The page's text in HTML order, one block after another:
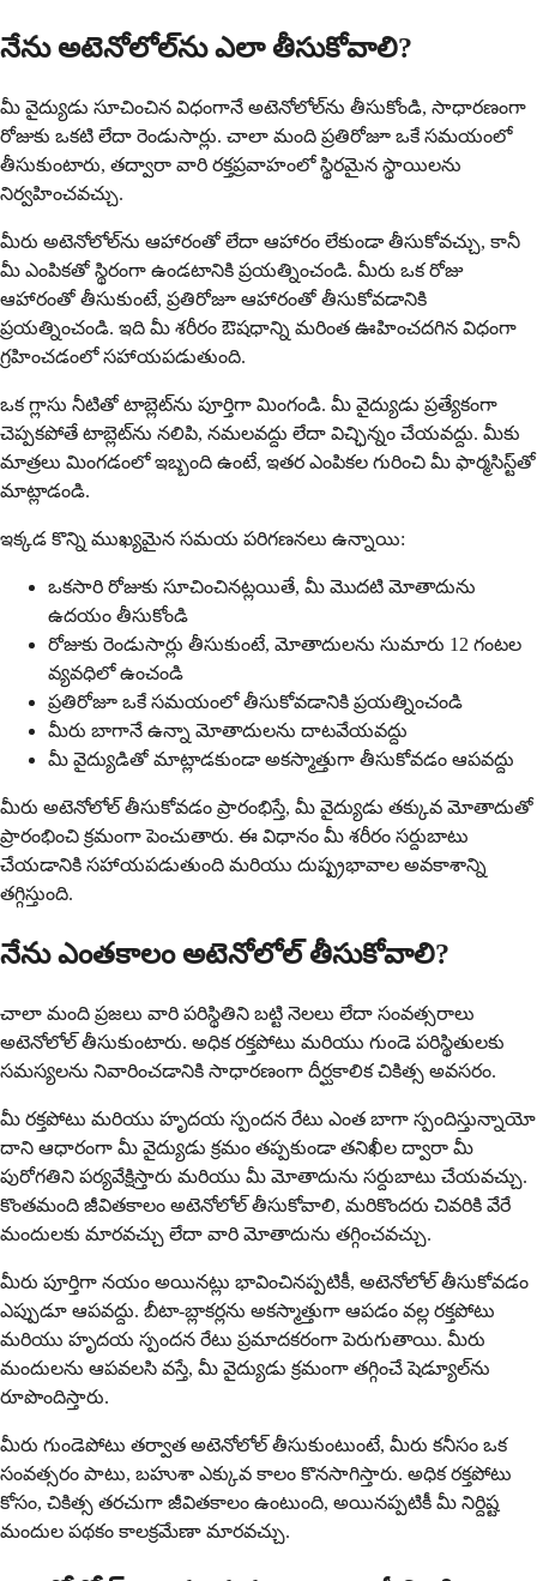
నేను అటెనోలోల్‌ను ఎలా తీసుకోవాలి?
మీ వైద్యుడు సూచించిన విధంగానే అటెనోలోల్‌ను తీసుకోండి, సాధారణంగా
రోజుకు ఒకటి లేదా రెండుసార్లు. చాలా మంది ప్రతిరోజూ ఒకే సమయంలో
తీసుకుంటారు, తద్వారా వారి రక్తప్రవాహంలో స్థిరమైన స్థాయిలను
నిర్వహించవచ్చు.
మీరు అటెనోలోల్‌ను ఆహారంతో లేదా ఆహారం లేకుండా తీసుకోవచ్చు, కానీ
మీ ఎంపికతో స్థిరంగా ఉండటానికి ప్రయత్నించండి. మీరు ఒక రోజు
ఆహారంతో తీసుకుంటే, ప్రతిరోజూ ఆహారంతో తీసుకోవడానికి
ప్రయత్నించండి. ఇది మీ శరీరం ఔషధాన్ని మరింత ఊహించదగిన విధంగా
గ్రహించడంలో సహాయపడుతుంది.
ఒక గ్లాసు నీటితో టాబ్లెట్‌ను పూర్తిగా మింగండి. మీ వైద్యుడు ప్రత్యేకంగా
చెప్పకపోతే టాబ్లెట్‌ను నలిపి, నమలవద్దు లేదా విచ్ఛిన్నం చేయవద్దు. మీకు
మాత్రలు మింగడంలో ఇబ్బంది ఉంటే, ఇతర ఎంపికల గురించి మీ ఫార్మసిస్ట్‌తో
మాట్లాడండి.
ఇక్కడ కొన్ని ముఖ్యమైన సమయ పరిగణనలు ఉన్నాయి:
ఒకసారి రోజుకు సూచించినట్లయితే, మీ మొదటి మోతాదును
ఉదయం తీసుకోండి
రోజుకు రెండుసార్లు తీసుకుంటే, మోతాదులను సుమారు 12 గంటల
వ్యవధిలో ఉంచండి
ప్రతిరోజూ ఒకే సమయంలో తీసుకోవడానికి ప్రయత్నించండి
మీరు బాగానే ఉన్నా మోతాదులను దాటవేయవద్దు
మీ వైద్యుడితో మాట్లాడకుండా అకస్మాత్తుగా తీసుకోవడం ఆపవద్దు
మీరు అటెనోలోల్ తీసుకోవడం ప్రారంభిస్తే, మీ వైద్యుడు తక్కువ మోతాదుతో
ప్రారంభించి క్రమంగా పెంచుతారు. ఈ విధానం మీ శరీరం సర్దుబాటు
చేయడానికి సహాయపడుతుంది మరియు దుష్ప్రభావాల అవకాశాన్ని
తగ్గిస్తుంది.
నేను ఎంతకాలం అటెనోలోల్ తీసుకోవాలి?
చాలా మంది ప్రజలు వారి పరిస్థితిని బట్టి నెలలు లేదా సంవత్సరాలు
అటెనోలోల్ తీసుకుంటారు. అధిక రక్తపోటు మరియు గుండె పరిస్థితులకు
సమస్యలను నివారించడానికి సాధారణంగా దీర్ఘకాలిక చికిత్స అవసరం.
మీ రక్తపోటు మరియు హృదయ స్పందన రేటు ఎంత బాగా స్పందిస్తున్నాయో
దాని ఆధారంగా మీ వైద్యుడు క్రమం తప్పకుండా తనిఖీల ద్వారా మీ
పురోగతిని పర్యవేక్షిస్తారు మరియు మీ మోతాదును సర్దుబాటు చేయవచ్చు.
కొంతమంది జీవితకాలం అటెనోలోల్ తీసుకోవాలి, మరికొందరు చివరికి వేరే
మందులకు మారవచ్చు లేదా వారి మోతాదును తగ్గించవచ్చు.
మీరు పూర్తిగా నయం అయినట్లు భావించినప్పటికీ, అటెనోలోల్ తీసుకోవడం
ఎప్పుడూ ఆపవద్దు. బీటా-బ్లాకర్లను అకస్మాత్తుగా ఆపడం వల్ల రక్తపోటు
మరియు హృదయ స్పందన రేటు ప్రమాదకరంగా పెరుగుతాయి. మీరు
మందులను ఆపవలసి వస్తే, మీ వైద్యుడు క్రమంగా తగ్గించే షెడ్యూల్‌ను
రూపొందిస్తారు.
మీరు గుండెపోటు తర్వాత అటెనోలోల్ తీసుకుంటుంటే, మీరు కనీసం ఒక
సంవత్సరం పాటు, బహుశా ఎక్కువ కాలం కొనసాగిస్తారు. అధిక రక్తపోటు
కోసం, చికిత్స తరచుగా జీవితకాలం ఉంటుంది, అయినప్పటికీ మీ నిర్దిష్ట
మందుల పథకం కాలక్రమేణా మారవచ్చు.